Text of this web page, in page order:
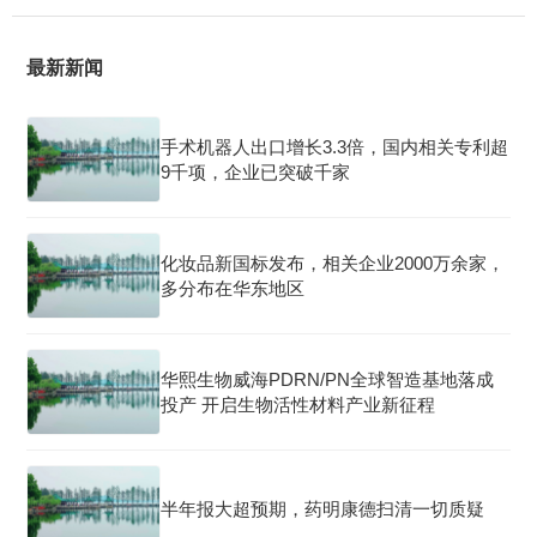
最新新闻
手术机器人出口增长3.3倍，国内相关专利超
9千项，企业已突破千家
化妆品新国标发布，相关企业2000万余家，
多分布在华东地区
华熙生物威海PDRN/PN全球智造基地落成
投产 开启生物活性材料产业新征程
半年报大超预期，药明康德扫清一切质疑